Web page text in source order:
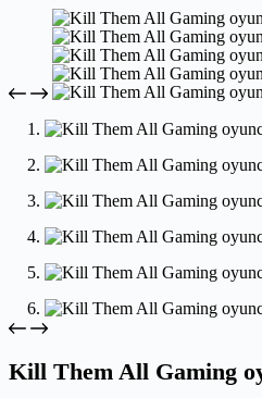
Kill Them All Gaming